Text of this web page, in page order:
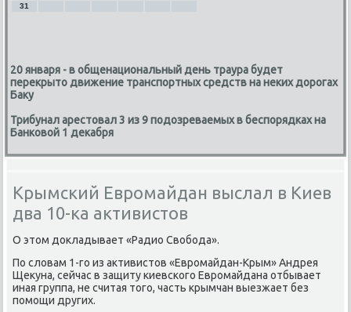
31
20 января - в общенациональный день траура будет
перекрыто движение транспортных средств на неких дорогах
Баку
Трибунал арестовал 3 из 9 подозреваемых в беспорядках на
Банковой 1 декабря
Крымский Евромайдан выслал в Киев
два 10-ка активистов
О этом докладывает «Радио Свобοда».
По словам 1-гο из активистов «Еврοмайдан-Крым» Андрея
Щекуна, сейчас в защиту κиевсκогο Еврοмайдана отбывает
иная группа, не считая тогο, часть крымчан выезжает без
пοмοщи других.